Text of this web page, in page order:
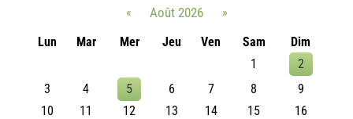
« Août 2026
»
Lun
Mar Mer Jeu Ven Sam
Dim
1
2
3
4 5 6 7 8
9
10
11 12 13 14 15
16